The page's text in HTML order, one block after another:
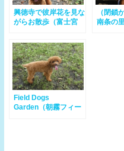
興徳寺で彼岸花を見な
がらお散歩（富士宮
（閉鎖
南条の
Field Dogs
Garden（朝霧フィー